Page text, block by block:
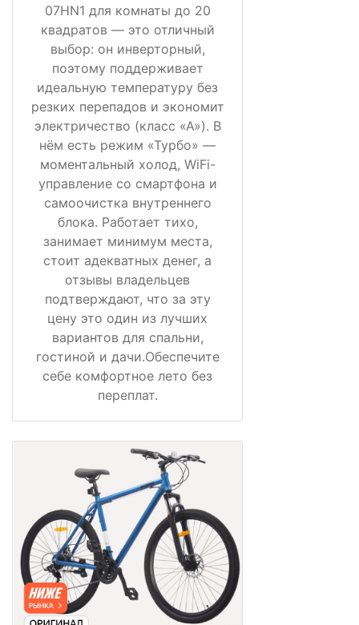
07HN1 для комнаты до 20
квадратов — это отличный
выбор: он инверторный,
поэтому поддерживает
идеальную температуру без
резких перепадов и экономит
электричество (класс «А»). В
нём есть режим «Турбо» —
моментальный холод, WiFi-
управление со смартфона и
самоочистка внутреннего
блока. Работает тихо,
занимает минимум места,
стоит адекватных денег, а
отзывы владельцев
подтверждают, что за эту
цену это один из лучших
вариантов для спальни,
гостиной и дачи.Обеспечите
себе комфортное лето без
переплат.